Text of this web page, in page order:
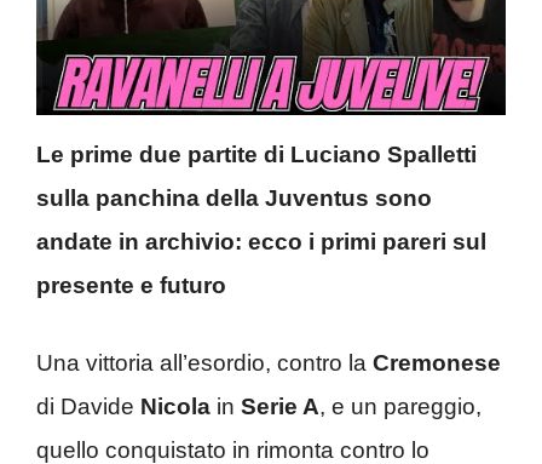
Le prime due partite di Luciano Spalletti
sulla panchina della Juventus sono
andate in archivio: ecco i primi pareri sul
presente e futuro
Una vittoria all’esordio, contro la Cremonese
di Davide Nicola in Serie A, e un pareggio,
quello conquistato in rimonta contro lo